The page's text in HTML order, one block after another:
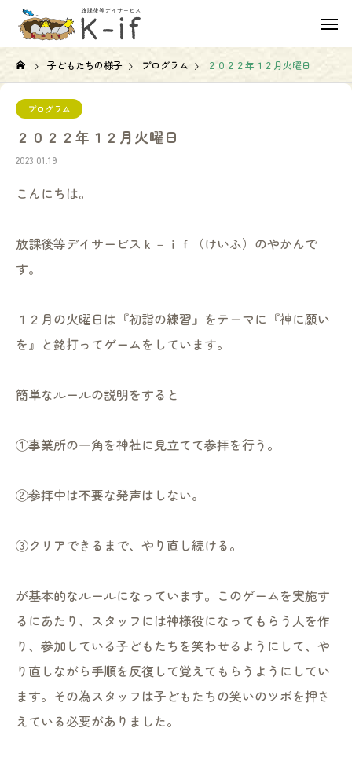
子どもたちの様子 プログラム ２０２２年１２月火曜日
プログラム
２０２２年１２月火曜日
2023.01.19
こんにちは。
放課後等デイサービスｋ－ｉｆ（けいふ）のやかんで
す。
１２月の火曜日は『初詣の練習』をテーマに『神に願い
を』と銘打ってゲームをしています。
簡単なルールの説明をすると
①事業所の一角を神社に見立てて参拝を行う。
②参拝中は不要な発声はしない。
③クリアできるまで、やり直し続ける。
が基本的なルールになっています。このゲームを実施す
るにあたり、スタッフには神様役になってもらう人を作
り、参加している子どもたちを笑わせるようにして、や
り直しながら手順を反復して覚えてもらうようにしてい
ます。その為スタッフは子どもたちの笑いのツボを押さ
えている必要がありました。